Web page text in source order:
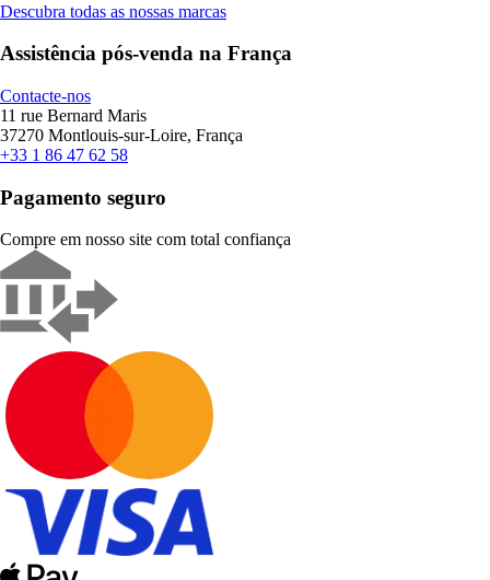
Descubra todas as nossas marcas
Assistência pós-venda na França
Contacte-nos
11 rue Bernard Maris
37270 Montlouis-sur-Loire, França
+33 1 86 47 62 58
Pagamento seguro
Compre em nosso site com total confiança